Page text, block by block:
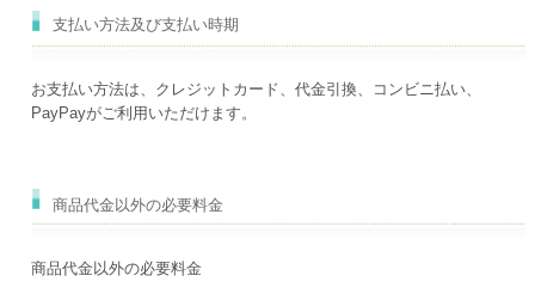
支払い方法及び支払い時期
お支払い方法は、クレジットカード、代金引換、コンビニ払い、
PayPayがご利用いただけます。
商品代金以外の必要料金
商品代金以外の必要料金